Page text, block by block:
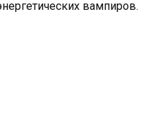
вампиров.